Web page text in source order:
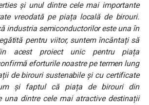
și unul dintre cele mai importante
vreodată pe piața locală de birouri.
industria semiconductorilor este una în
pentru viitor, suntem încântați să
acest proiect unic pentru piața
eforturile noastre pe termen lung
de birouri sustenabile și cu certificate
și faptul că piața de birouri din
una dintre cele mai atractive destinații